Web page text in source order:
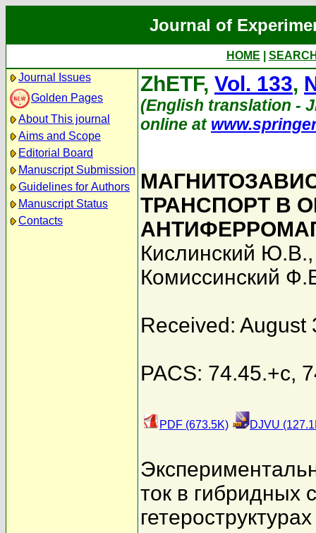
Journal of
HOME
Journal Issues
Golden Pages
About This journal
Aims and Scope
Editorial Board
Manuscript Submission
Guidelines for Authors
Manuscript Status
Contacts
ZhETF, Vol. 133,
(English translation -
online at
ТРАНСПОРТ В
Кислинский Ю.В.
Комиссинский
Received: August
PACS: 74.45.+c,
PDF (673.5K) DJVU
ток в гибридных